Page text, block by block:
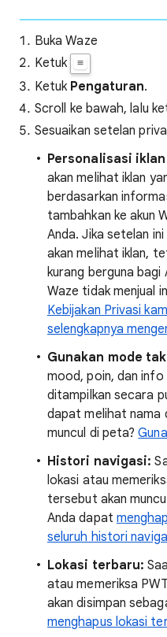
Buka Waze
​Ketuk
Ketuk Pengaturan.
Scroll ke bawah, lalu
Sesuaikan setelan
Personalisasi
akan melihat iklan
berdasarkan
tambahkan ke akun
Anda. Jika setelan
akan melihat iklan,
kurang berguna bagi
Waze tidak menjual
Kebijakan Privasi
selengkapnya
Gunakan mode
mood, poin, dan info
ditampilkan secara
dapat melihat nama
muncul di peta?
Histori navigasi:
lokasi atau
tersebut akan
Anda dapat
seluruh histori
Lokasi terbaru:
atau memeriksa
akan disimpan
menghapus lokasi